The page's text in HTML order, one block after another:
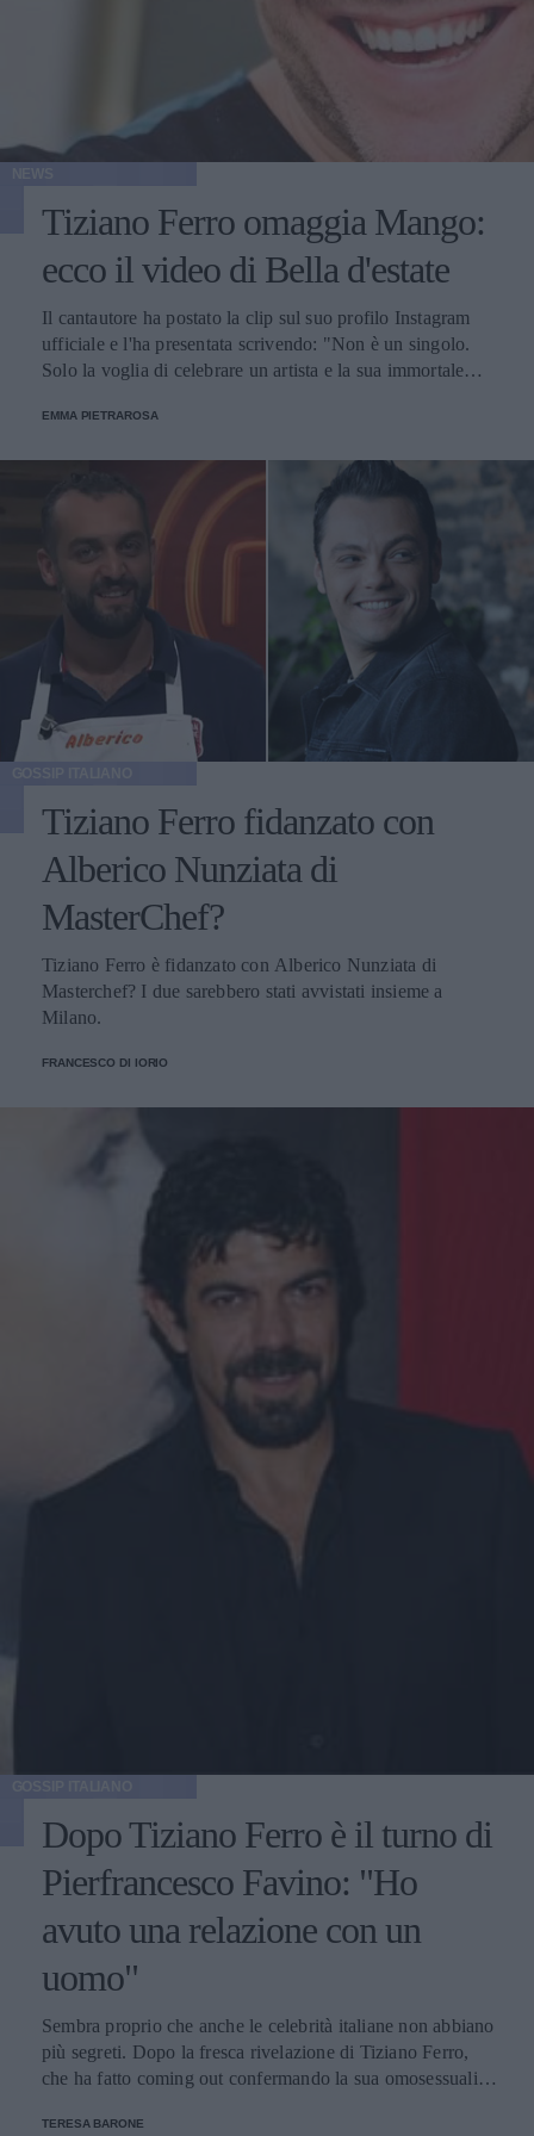
Tiziano Ferro omaggia Mango:
ecco il video di Bella d'estate
Il cantautore ha postato la clip sul suo profilo Instagram
ufficiale e l'ha presentata scrivendo: "Non è un singolo.
Solo la voglia di celebrare un artista e la sua immortale
EMMA PIETRAROSA
Tiziano Ferro fidanzato con
Alberico Nunziata di
MasterChef?
Tiziano Ferro è fidanzato con Alberico Nunziata di
Masterchef? I due sarebbero stati avvistati insieme a
Milano.
FRANCESCO DI IORIO
Dopo Tiziano Ferro è il turno di
Pierfrancesco Favino: "Ho
avuto una relazione con un
uomo"
Sembra proprio che anche le celebrità italiane non abbiano
più segreti. Dopo la fresca rivelazione di Tiziano Ferro,
che ha fatto coming out confermando la sua omosessualità,
delle sue prime esperienze sessuali, affermando di aver
TERESA BARONE